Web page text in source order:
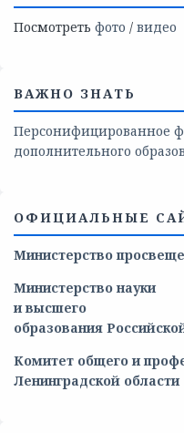
Посмотреть фото / видео
ВАЖНО ЗНАТЬ
Персонифицированное
дополнительного
ОФИЦИАЛЬНЫЕ
Министерство
Министерство науки
и высшего
образования
Комитет общего и
Ленинградской области